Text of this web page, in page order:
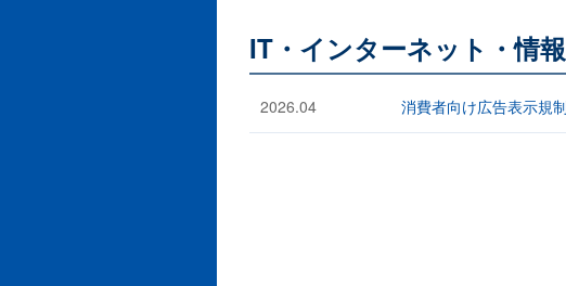
IT・インターネット・情
2026.04 消費者向け広告表示規